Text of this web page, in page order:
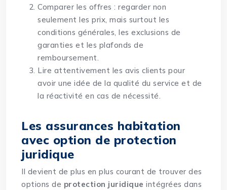
Comparer les offres : regarder non
seulement les prix, mais surtout les
conditions générales, les exclusions de
garanties et les plafonds de
remboursement.
Lire attentivement les avis clients pour
avoir une idée de la qualité du service et de
la réactivité en cas de nécessité.
Les assurances habitation
avec option de protection
juridique
Il devient de plus en plus courant de trouver des
options de protection juridique intégrées dans